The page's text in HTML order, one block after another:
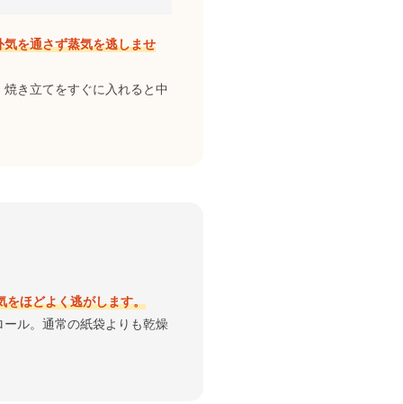
気を通さず蒸気を逃しませ
き立てをすぐに入れると中
をほどよく逃がします。
ル。通常の紙袋よりも乾燥